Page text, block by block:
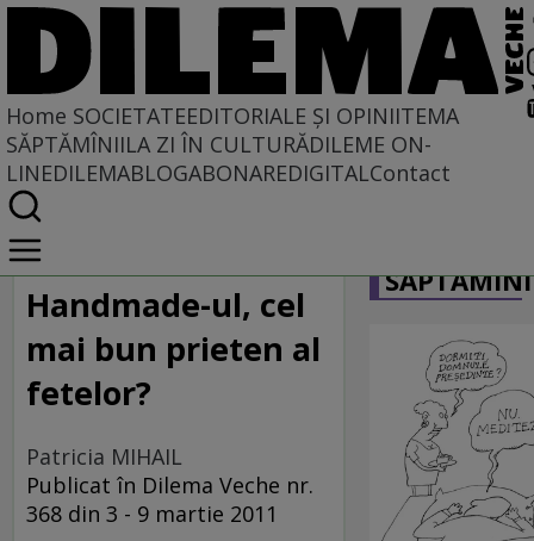
Home SOCIETATEEDITORIALE ȘI OPINIITEMA
SĂPTĂMÎNIILA ZI ÎN CULTURĂDILEME ON-
LINEDILEMABLOGABONAREDIGITALContact
Home
Societate
LA SINGULAR ȘI LA PLURAL
Handmade-ul, cel
mai bun prieten al
fetelor?
Patricia MIHAIL
Publicat în Dilema Veche nr.
368 din 3 - 9 martie 2011